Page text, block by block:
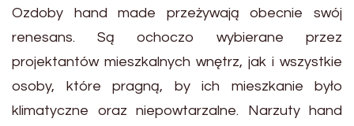
Ozdoby hand made przeżywają obecnie swój
renesans. Są ochoczo wybierane przez
projektantów mieszkalnych wnętrz, jak i wszystkie
osoby, które pragną, by ich mieszkanie było
klimatyczne oraz niepowtarzalne. Narzuty hand